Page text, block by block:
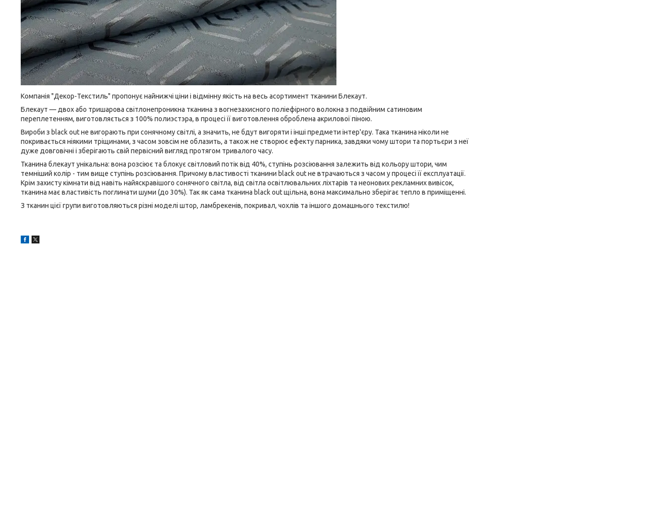
Компанія "Декор-Текстиль" пропонує найнижчі ціни і відмінну якість на весь асортимент тканини Блекаут.
Блекаут — двох або тришарова світлонепроникна тканина з вогнезахисного поліефірного волокна з подвійним сатиновим
переплетенням, виготовляється з 100% полиэстэра, в процесі її виготовлення оброблена акрилової піною.
Вироби з black out не вигорають при сонячному світлі, а значить, не бдут вигоряти і інші предмети інтер'єру. Така тканина ніколи не
покривається ніякими тріщинами, з часом зовсім не облазить, а також не створює ефекту парника, завдяки чому штори та портьєри з неї
дуже довговічні і зберігають свій первісний вигляд протягом тривалого часу.
Тканина блекаут унікальна: вона розсіює та блокує світловий потік від 40%, ступінь розсіювання залежить від кольору штори, чим
темніший колір - тим вище ступінь розсіювання. Причому властивості тканини black out не втрачаються з часом у процесі її експлуатації.
Крім захисту кімнати від навіть найяскравішого сонячного світла, від світла освітлювальних ліхтарів та неонових рекламних вивісок,
тканина має властивість поглинати шуми (до 30%). Так як сама тканина black out щільна, вона максимально зберігає тепло в приміщенні.
З тканин цієї групи виготовляються різні моделі штор, ламбрекенів, покривал, чохлів та іншого домашнього текстилю!